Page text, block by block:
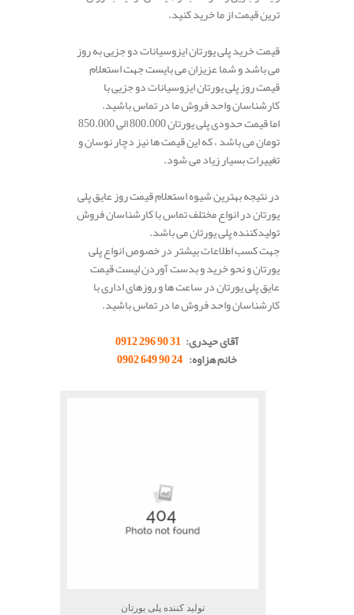
ترین قیمت از ما خرید کنید.
قیمت خرید پلی یورتان ایزوسیانات دو جزیی به روز
می باشد و شما عزیزان می بایست جهت استعلام
قیمت روز پلی یورتان ایزوسیانات دو جزیی با
کارشناسان واحد فروش ما در تماس باشید.
اما قیمت حدودی پلی یورتان 800.000 الی 850.000
تومان می باشد ، که این قیمت ها نیز دچار نوسان و
تغییرات بسیار زیاد می شود.
در نتیجه بهترین شیوه استعلام قیمت روز عایق پلی
یورتان در انواع مختلف تماس با کارشناسان فروش
تولیدکننده پلی یورتان می باشد.
جهت کسب اطلاعات بیشتر در خصوص انواع پلی
یورتان و نحو خرید و بدست آوردن لیست قیمت
عایق پلی یورتان در ساعت ها و روزهای اداری با
کارشناسان واحد فروش ما در تماس باشید.
آقای حیدری: 31 90 296 0912
خانم هزاوه: 24 90 649 0902
تولید کننده پلی یورتان